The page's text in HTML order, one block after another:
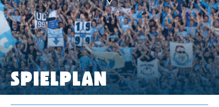
AKTUELLES
1. MANNSCHAFT
FRAUEN
CAMPUS
CLUB
SPIELPLAN